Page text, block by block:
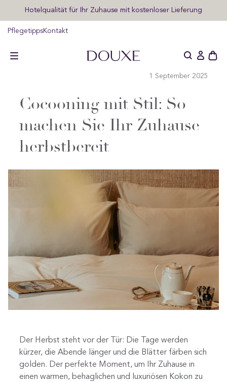
Exklusiven Vorabzugang zu Sales und Neuheiten sichern
PflegetippsKontakt DOUXE DE
Cocooning mit Stil: So
machen Sie Ihr Zuhause
herbstbereit
1 September 2025
Der Herbst steht vor der Tür: Die Tage werden
kürzer, die Abende länger und die Blätter färben sich
golden. Der perfekte Moment, um Ihr Zuhause in
einen warmen, behaglichen und luxuriösen Kokon zu